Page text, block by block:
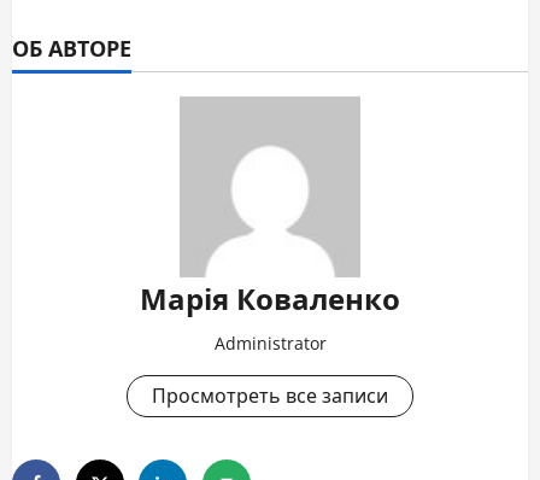
ОБ АВТОРЕ
Марія Коваленко
Administrator
Просмотреть все записи